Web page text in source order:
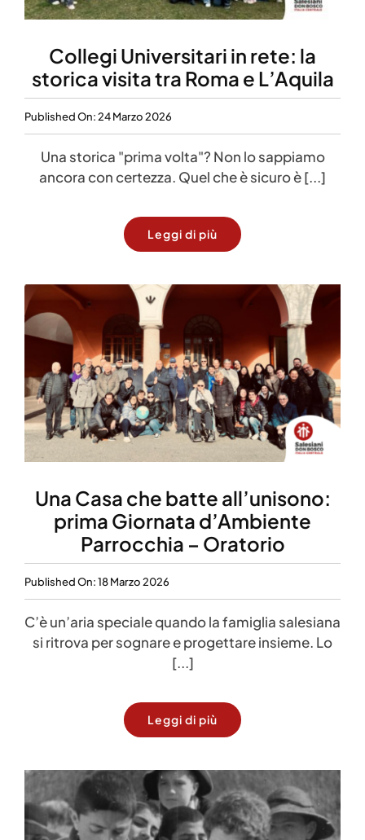
Collegi Universitari in rete: la
storica visita tra Roma e L’Aquila
Published On: 24 Marzo 2026
Una storica "prima volta"? Non lo sappiamo
ancora con certezza. Quel che è sicuro è [...]
Leggi di più
Una Casa che batte all’unisono:
prima Giornata d’Ambiente
Parrocchia – Oratorio
Published On: 18 Marzo 2026
C’è un’aria speciale quando la famiglia salesiana
si ritrova per sognare e progettare insieme. Lo
[...]
Leggi di più